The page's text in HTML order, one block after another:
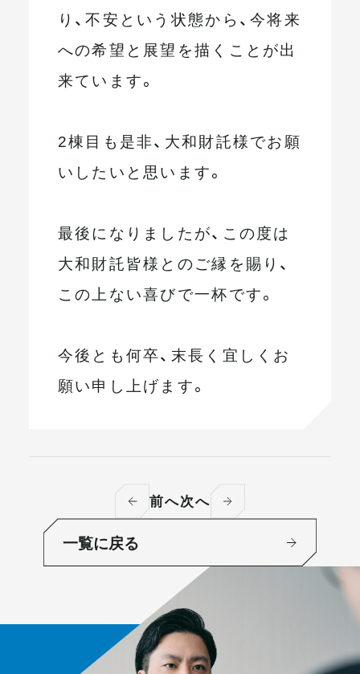
り、不安という状態から、今将来
への希望と展望を描くことが出
来ています。
2棟目も是非、大和財託様でお願
いしたいと思います。
最後になりましたが、この度は
大和財託皆様とのご縁を賜り、
この上ない喜びで一杯です。
今後とも何卒、末長く宜しくお
願い申し上げます。
前へ次へ
一覧に戻る